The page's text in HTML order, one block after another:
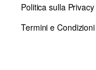
Politica sulla Privacy
Termini e Condizioni